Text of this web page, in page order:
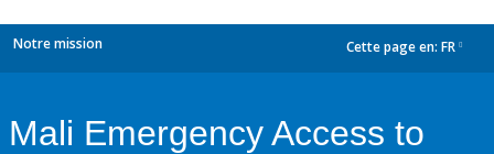
Notre mission Cette page en: FR
Mali Emergency Access to